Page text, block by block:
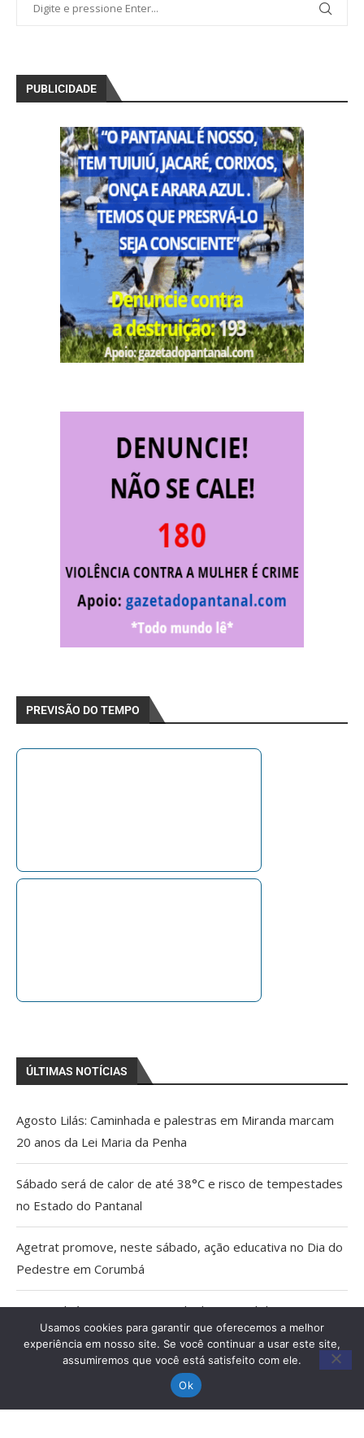
PUBLICIDADE
PREVISÃO DO TEMPO
ÚLTIMAS NOTÍCIAS
Agosto Lilás: Caminhada e palestras em Miranda marcam
20 anos da Lei Maria da Penha
Sábado será de calor de até 38°C e risco de tempestades
no Estado do Pantanal
Agetrat promove, neste sábado, ação educativa no Dia do
Pedestre em Corumbá
AGU pedirá na Justiça a retirada do Discord do ar
Pais estão menos presentes na criação de filhos, aponta
Usamos cookies para garantir que oferecemos a melhor
experiência em nosso site. Se você continuar a usar este site,
assumiremos que você está satisfeito com ele.
Ok